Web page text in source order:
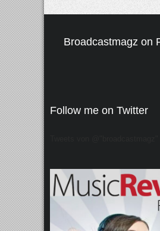
Broadcastmagz on
Follow me on Twitter